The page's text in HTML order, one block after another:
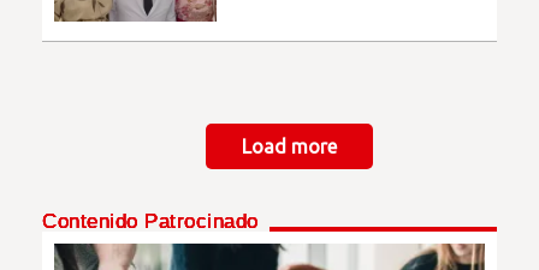
Load more
Contenido Patrocinado